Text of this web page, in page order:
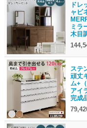
ドレ
ャビ
ミラ
木目
ステ
頑丈
ム+
アイ
完成